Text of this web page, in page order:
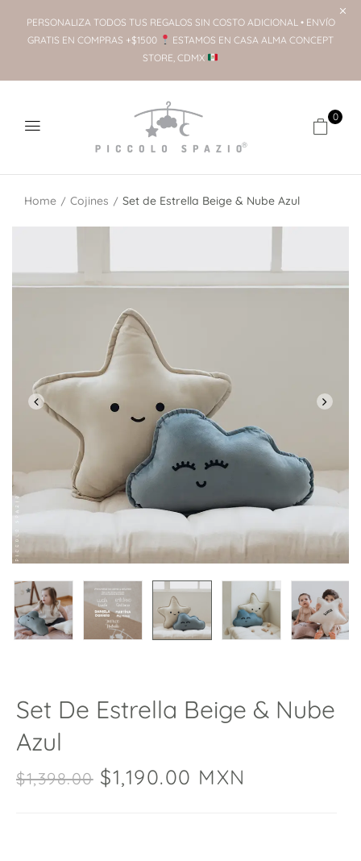
PERSONALIZA TODOS TUS REGALOS SIN COSTO ADICIONAL • ENVÍO
GRATIS EN COMPRAS +$1500
ESTAMOS EN CASA ALMA CONCEPT
STORE, CDMX
0
Home Cojines Set de Estrella Beige & Nube Azul
Set De Estrella Beige & Nube
Azul
$1,398.00 $1,190.00 MXN